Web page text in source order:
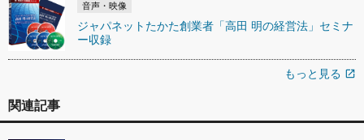
音声・映像
ジャパネットたかた創業者「高田 明の経営法」セミナ
ー収録
もっと見る open_in_new
関連記事